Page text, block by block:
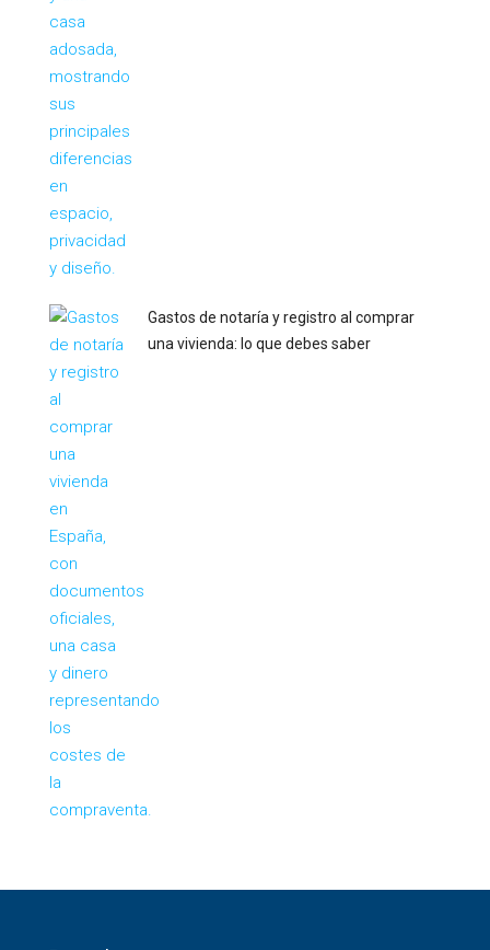
Gastos de notaría y registro al comprar
una vivienda: lo que debes saber